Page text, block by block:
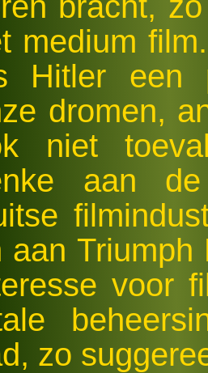
medium
Hitler een
dromen,
niet
aan
aan
voor
zo